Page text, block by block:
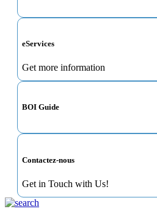
eServices
Get more information
BOI Guide
Contactez-nous
Get in Touch with Us!